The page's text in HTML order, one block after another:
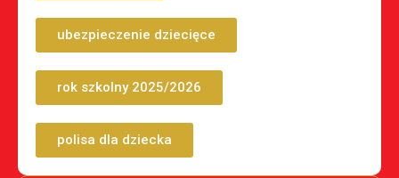
ubezpieczenie dziecięce
rok szkolny 2025/2026
polisa dla dziecka